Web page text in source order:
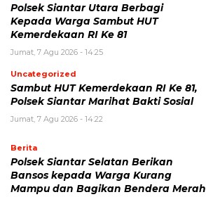
Polsek Siantar Utara Berbagi
Kepada Warga Sambut HUT
Kemerdekaan RI Ke 81
Jumat, 7 Agu 2026 - 14:25
Uncategorized
Sambut HUT Kemerdekaan RI Ke 81,
Polsek Siantar Marihat Bakti Sosial
Jumat, 7 Agu 2026 - 14:22
Berita
Polsek Siantar Selatan Berikan
Bansos kepada Warga Kurang
Mampu dan Bagikan Bendera Merah